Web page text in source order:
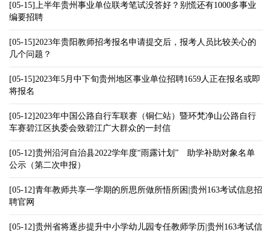
[05-15]上半年贵州事业单位联考笔试没答好？别慌还有1000多事业
编要招聘
[05-15]2023年贵阳教师招考报名申请提交后，报考人员比较关心的
几个问题？
[05-15]2023年5月中下旬贵州地区事业单位招聘1659人正在报名或即
将报名
[05-12]2023年中国公路自行车联赛（铜仁站）暨环梵净山公路自行
车赛碧江区执委会致碧江广大群众的一封信
[05-12]贵州沿河自治县2022学年度“雨露计划” 助学补助对象名单
公示（第二次申报）
[05-12]青年教师共享一学期的所思所做所悟所困|贵州163考试信息招
聘官网
[05-12]贵州省将逐步提升中小学幼儿园专任教师学历|贵州163考试信